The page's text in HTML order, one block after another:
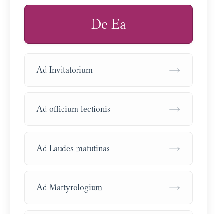
De Ea
Ad Invitatorium →
Ad officium lectionis →
Ad Laudes matutinas →
Ad Martyrologium →